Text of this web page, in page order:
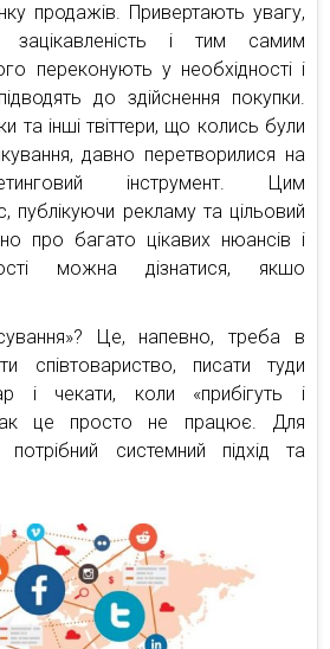
продажів. Привертають увагу,
зацікавленість і тим самим
переконують у необхідності і
до здійснення покупки.
та інші твіттери, що колись були
давно перетворилися на
інструмент. Цим
публікуючи рекламу та цільовий
про багато цікавих нюансів і
можна дізнатися, якшо
Це, напевно, треба в
співтовариство, писати туди
і чекати, коли «прибігуть і
це просто не працює. Для
системний підхід та